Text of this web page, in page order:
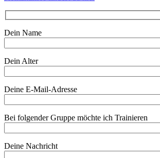
Dein Name
Dein Alter
Deine E-Mail-Adresse
Bei folgender Gruppe möchte ich Trainieren
Deine Nachricht